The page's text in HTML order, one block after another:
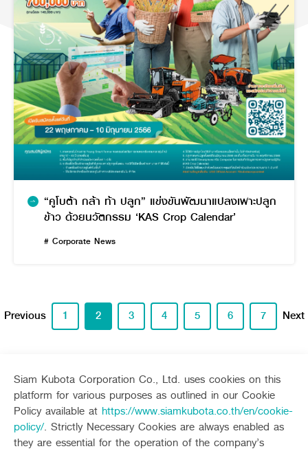
Siam Kubota Corporation Co., Ltd. uses cookies on this
platform for various purposes as outlined in our Cookie
Policy available at https://www.siamkubota.co.th/en/cookie-
policy/. Strictly Necessary Cookies are always enabled as
they are essential for the operation of the company’s
“คูโบต้า กล้า ท้า ปลูก” แข่งขันพัฒนาแปลงเพาะปลูก
ข้าว ด้วยนวัตกรรม ‘KAS Crop Calendar’
# Corporate News
Previous 1 2 3 4 5 6 7 Next
Sitemap
Agriculture
Tractor
Construction
Mini-excavator